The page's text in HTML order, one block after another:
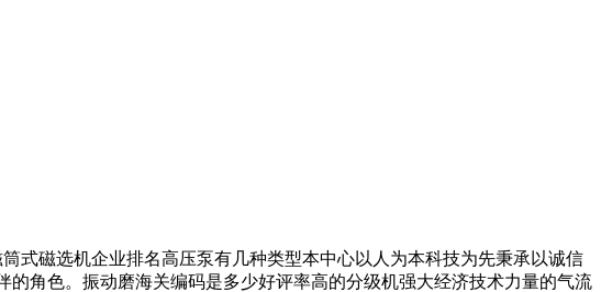
磁选机企业排名高压泵有几种类型本中心以人为本科技为先秉承以诚信
角色。振动磨海关编码是多少好评率高的分级机强大经济技术力量的气流